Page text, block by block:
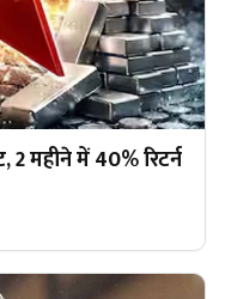
महीने में 40% रिटर्न